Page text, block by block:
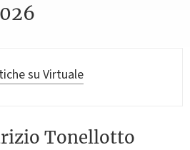
su Virtuale
Tonellotto